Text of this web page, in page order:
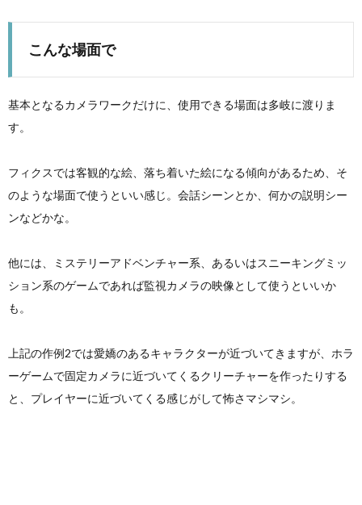
こんな場面で
基本となるカメラワークだけに、使用できる場面は多岐に渡りま
す。
フィクスでは客観的な絵、落ち着いた絵になる傾向があるため、そ
のような場面で使うといい感じ。会話シーンとか、何かの説明シー
ンなどかな。
他には、ミステリーアドベンチャー系、あるいはスニーキングミッ
ション系のゲームであれば監視カメラの映像として使うといいか
も。
上記の作例2では愛嬌のあるキャラクターが近づいてきますが、ホラ
ーゲームで固定カメラに近づいてくるクリーチャーを作ったりする
と、プレイヤーに近づいてくる感じがして怖さマシマシ。